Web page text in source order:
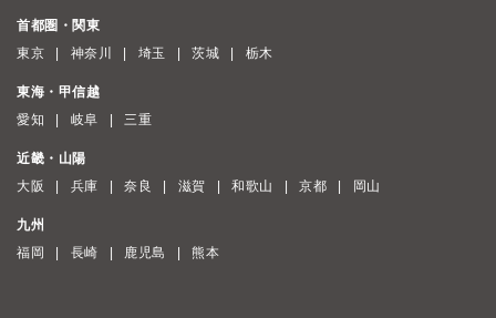
首都圏・関東
東京
神奈川 埼玉 茨城 栃木
東海・甲信越
愛知
岐阜 三重
近畿・山陽
大阪
兵庫 奈良 滋賀 和歌山 京都 岡山
九州
福岡
長崎 鹿児島 熊本